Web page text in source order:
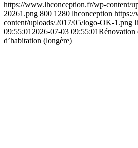
https://www.lhconception.fr/wp-content/
20261.png 800 1280 lhconception https://
content/uploads/2017/05/logo-OK-1.png
09:55:01 2026-07-03 09:55:01Rénovation
d’habitation (longère)